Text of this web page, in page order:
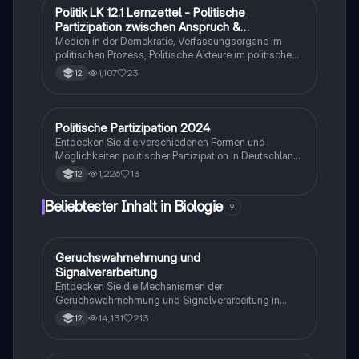
durch Fake News. Ideal für Studierende der
Sozialwissenschaften, die ein tieferes Verständnis für
politische Prozesse und die Medienlandschaft
entwickeln möchten.
Politik und Sozialkunde
Politik LK 12.1 Lernzettel - Politische
Partizipation zwischen Anspruch &
Wirklichekeit
Medien in der Demokratie, Verfassungsorgane im
politischen Prozess, Politische Akteure im politischen
Prozess, Medienmärkte & Medienökonomie,
Demokratietheorien
12 1,107 23
Politische Bildung
Politische Partizipation 2024
Entdecken Sie die verschiedenen Formen und
Möglichkeiten politischer Partizipation in Deutschland.
Diese Zusammenfassung behandelt zentrale Themen
wie Bürgerinitiativen, soziale Bewegungen, das
sowie die Funktionen und Herausforderungen von
12 1,226 13
Beliebtester Inhalt in Biologie 9
Biologie
Geruchswahrnehmung und
Signalverarbeitung
Entdecken Sie die Mechanismen der
Geruchswahrnehmung und Signalverarbeitung in
Nervenzellen. Diese Übungsaufgaben für das
mündliche Abitur in Neurobiologie behandeln
12 14,131 213